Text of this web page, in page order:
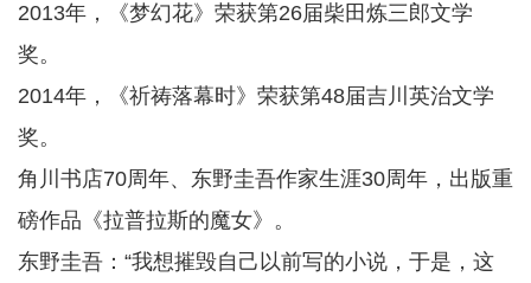
2013年，《梦幻花》荣获第26届柴田炼三郎文学
奖。
2014年，《祈祷落幕时》荣获第48届吉川英治文学
奖。
角川书店70周年、东野圭吾作家生涯30周年，出版重
磅作品《拉普拉斯的魔女》。
东野圭吾：“我想摧毁自己以前写的小说，于是，这